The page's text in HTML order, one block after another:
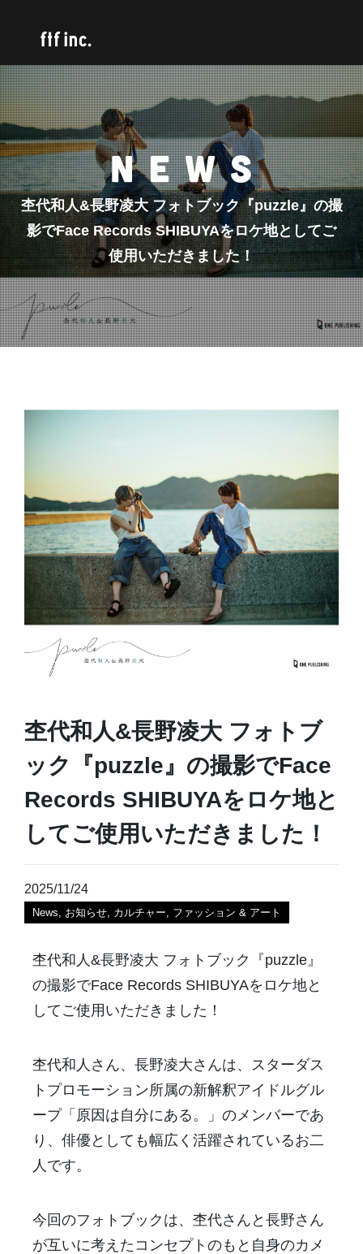
杢代和人&長野凌大 フォトブック『puzzle』の撮
影でFace Records SHIBUYAをロケ地としてご
使用いただきました！
杢代和人&長野凌大 フォトブ
ック『puzzle』の撮影でFace
Records SHIBUYAをロケ地と
してご使用いただきました！
2025/11/24
News お知らせ カルチャー ファッション & アート
杢代和人&長野凌大 フォトブック『puzzle』
の撮影でFace Records SHIBUYAをロケ地と
してご使用いただきました！
杢代和人さん、長野凌大さんは、スターダス
トプロモーション所属の新解釈アイドルグル
ープ「原因は自分にある。」のメンバーであ
り、俳優としても幅広く活躍されているお二
人です。
今回のフォトブックは、杢代さんと長野さん
が互いに考えたコンセプトのもと自身のカメ